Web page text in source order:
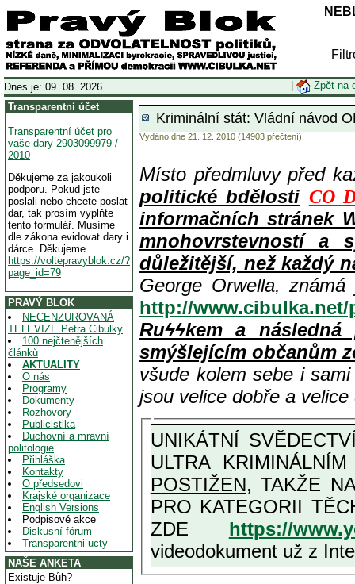
Dnes je: 09. 08. 2026
Zpět na
Transparentní účet
Transparentní účet pro
vaše dary 2903099979 /
2010
Děkujeme za jakoukoli
podporu. Pokud jste
poslali nebo chcete poslat
dar, tak prosím vyplňte
tento formulář. Musíme
dle zákona evidovat dary i
dárce. Děkujeme
https://voltepravyblok.cz/?
page_id=79
PRAVÝ BLOK
NECENZUROVANÁ
TELEVIZE Petra Cibulky
100 nejčtenějších
článků
AKTUALITY
O nás
Programy
Dokumenty
Rozhovory
Publicistika
Duchovní a mravní
politologie
Přihláška
Kontakty
O předsedovi
Krajské organizace
English Versions
Podpisové akce
Diskusní fórum
Transparentni ucty
NAŠE ANKETA
Existuje Bůh?
Kriminální stát: Vládní návod
Vydáno dne 21. 12. 2010 (14903 přečtení)
Místo předmluvy před
politické bdělosti CO
informačních stránek
mnohovrstevností a
důležitější, než každý
George Orwella,
http://www.cibulka.net/
Ruϟϟkem a
smýšlejícím občanům
všude kolem sebe i
jsou velice dobře a
UNIKÁTNÍ SVĚDECTVÍ ZE SOUČASNOSTI: PŘEDSEDA VLASTIZRÁDNÉ VLÁDY KGB MIMOŘÁDNĚ DETAILNĚ O
ULTRA
POSTIŽEN, TAKŽE NA MAXIMÁLNÍ
PRO KATEGORII TĚCH VŮBEC NEJVYŠŠÍCH PROTINÁRODNÍCH A
ZDE https://
videodokument už z